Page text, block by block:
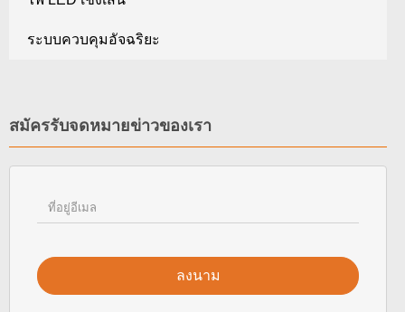
ระบบควบคุมอัจฉริยะ
สมัครรับจดหมายข่าวของเรา
ลงนาม